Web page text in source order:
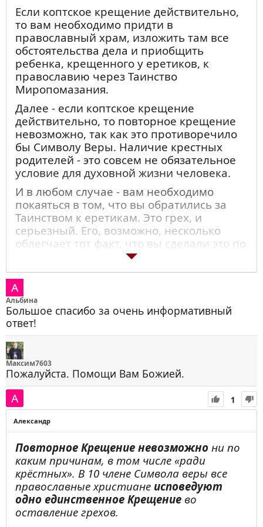
Если коптское крещение действительно,
то вам необходимо придти в
православный храм, изложить там все
обстоятельства дела и приобщить
ребенка, крещенного у еретиков, к
православию через Таинство
Миропомазания.
Далее - если коптское крещение
действительно, то повторное крещение
невозможно, так как это противоречило
бы Символу Веры. Наличие крестных
родителей - это совсем не обязательное
условие для духовной жизни человека.
И в любом случае - вам необходимо
покаяться в том, что вы обратились за
Таинством к еретикам. Это грех, и
серьезный. Его, возможно, несколько
облегчает тот факт, что вы сделали это по
С уважением,
Альбина
Большое спасибо за очень информативный
ответ!
Максим7603
Пожалуйста. Помощи Вам Божией.
1
Александр
Повторное Крещение невозможно ни по
каким причинам, в том числе «ради
крёстных». В 10 члене Символа веры все
православные христиане исповедуют
одно единственное Крещение во
оставление грехов.